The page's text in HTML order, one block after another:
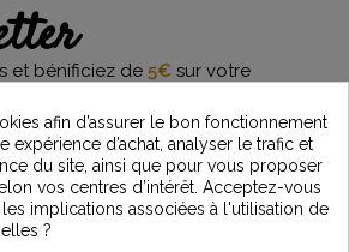
et bénificiez de 5€ sur votre
des dernières nouveautés
abonnant à notre newsletter, vous reconnaissez avoir pris
afin d’assurer le bon fonctionnement
expérience d’achat, analyser le trafic et
du site, ainsi que pour vous proposer
vos centres d’intérêt. Acceptez-vous
implications associées à l'utilisation de
?